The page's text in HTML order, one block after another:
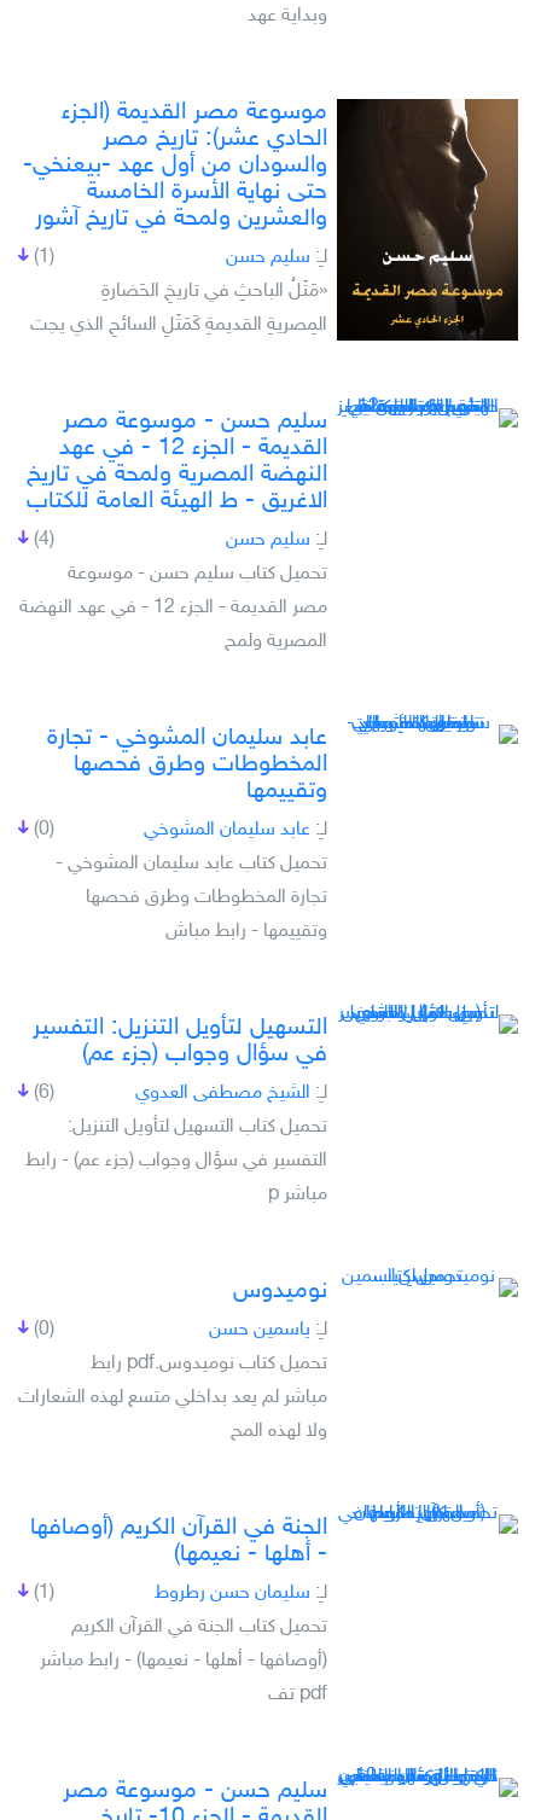
وبداية عهد
موسوعة مصر القديمة (الجزء
الحادي عشر): تاريخ مصر
والسودان من أول عهد -بيعنخي-
حتى نهاية الأسرة الخامسة
والعشرين ولمحة في تاريخ آشور
(1) لـِ: سليم حسن
«مَثَلُ الباحثِ في تاريخِ الحَضارةِ
المِصريةِ القديمةِ كَمَثَلِ السائحِ الذي يجت
سليم حسن - موسوعة مصر
القديمة - الجزء 12 - في عهد
النهضة المصرية ولمحة في تاريخ
الاغريق - ط الهيئة العامة للكتاب
(4) لـِ: سليم حسن
تحميل كتاب سليم حسن - موسوعة
مصر القديمة - الجزء 12 - في عهد النهضة
المصرية ولمح
عابد سليمان المشوخي - تجارة
المخطوطات وطرق فحصها
وتقييمها
(0) لـِ: عابد سليمان المشوخي
تحميل كتاب عابد سليمان المشوخي -
تجارة المخطوطات وطرق فحصها
وتقييمها - رابط مباش
التسهيل لتأويل التنزيل: التفسير
في سؤال وجواب (جزء عم)
(6) لـِ: الشيخ مصطفى العدوي
تحميل كتاب التسهيل لتأويل التنزيل:
التفسير في سؤال وجواب (جزء عم) - رابط
مباشر p
نوميدوس
(0) لـِ: ياسمين حسن
تحميل كتاب نوميدوس.pdf رابط
مباشر لم يعد بداخلي متسع لهذه الشعارات
ولا لهذه المح
الجنة في القرآن الكريم (أوصافها
- أهلها - نعيمها)
(1) لـِ: سليمان حسن رطروط
تحميل كتاب الجنة في القرآن الكريم
(أوصافها - أهلها - نعيمها) - رابط مباشر
pdf تف
سليم حسن - موسوعة مصر